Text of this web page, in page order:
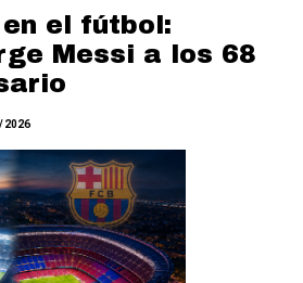
el fútbol:
Messi a los 68
2026